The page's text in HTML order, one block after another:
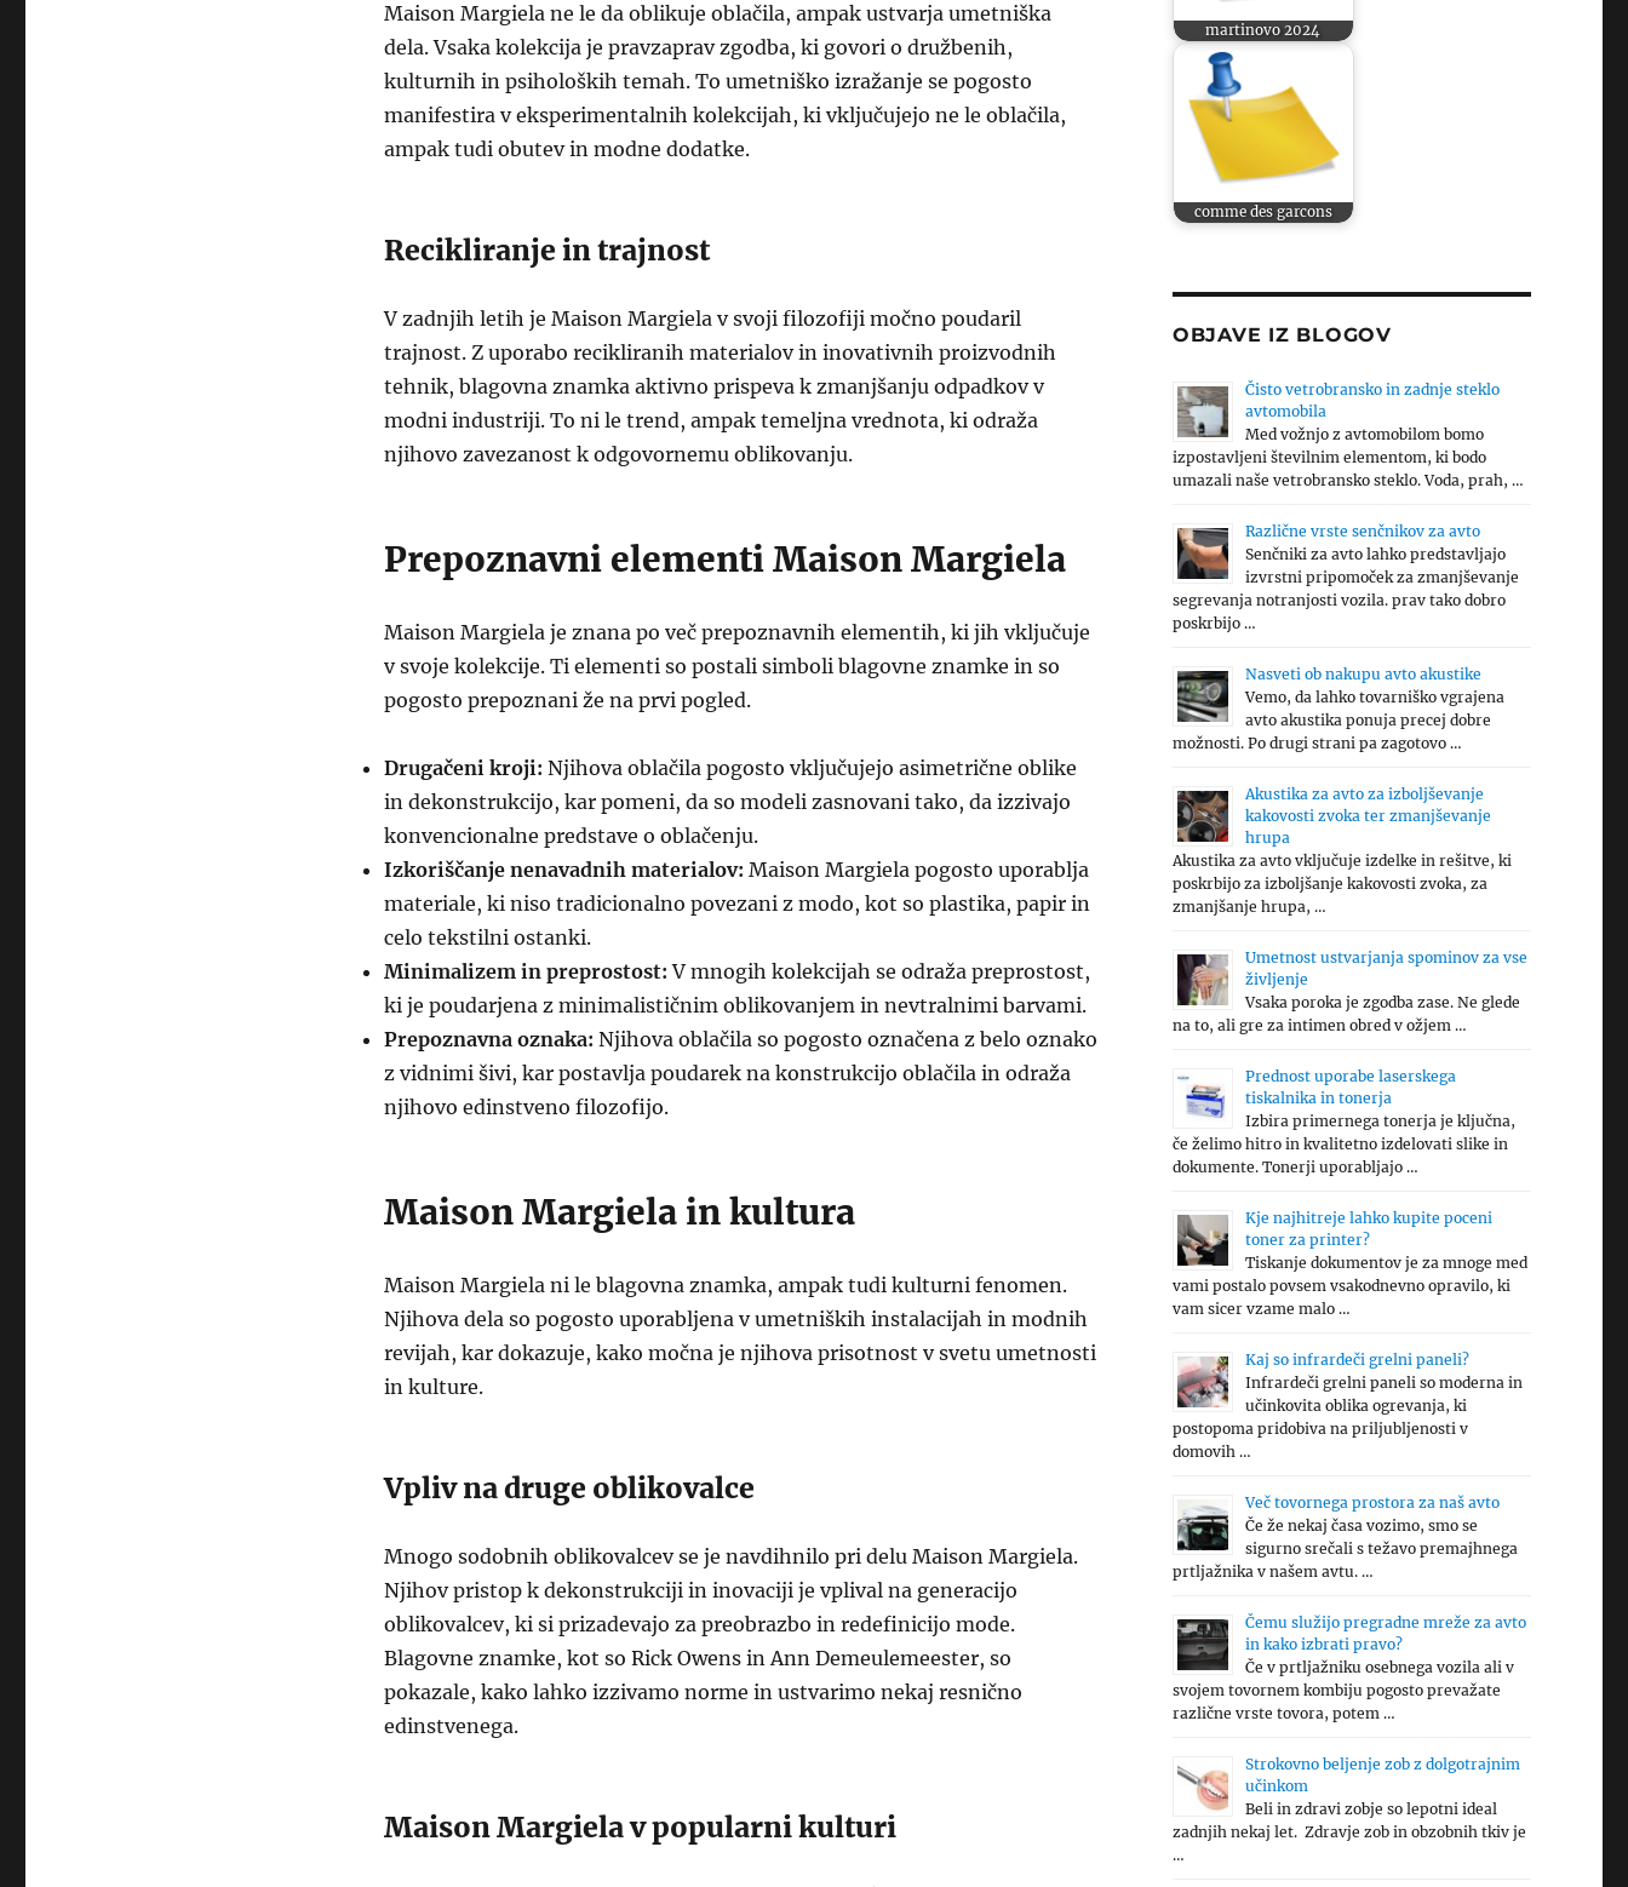
Maison Margiela ne le da oblikuje oblačila, ampak ustvarja umetniška
dela. Vsaka kolekcija je pravzaprav zgodba, ki govori o družbenih,
kulturnih in psiholoških temah. To umetniško izražanje se pogosto
manifestira v eksperimentalnih kolekcijah, ki vključujejo ne le oblačila,
ampak tudi obutev in modne dodatke.
Recikliranje in trajnost
V zadnjih letih je Maison Margiela v svoji filozofiji močno poudaril
trajnost. Z uporabo recikliranih materialov in inovativnih proizvodnih
tehnik, blagovna znamka aktivno prispeva k zmanjšanju odpadkov v
modni industriji. To ni le trend, ampak temeljna vrednota, ki odraža
njihovo zavezanost k odgovornemu oblikovanju.
Prepoznavni elementi Maison Margiela
Maison Margiela je znana po več prepoznavnih elementih, ki jih vključuje
v svoje kolekcije. Ti elementi so postali simboli blagovne znamke in so
pogosto prepoznani že na prvi pogled.
Drugačeni kroji: Njihova oblačila pogosto vključujejo asimetrične oblike
in dekonstrukcijo, kar pomeni, da so modeli zasnovani tako, da izzivajo
konvencionalne predstave o oblačenju.
Izkoriščanje nenavadnih materialov: Maison Margiela pogosto uporablja
materiale, ki niso tradicionalno povezani z modo, kot so plastika, papir in
celo tekstilni ostanki.
Minimalizem in preprostost: V mnogih kolekcijah se odraža preprostost,
ki je poudarjena z minimalističnim oblikovanjem in nevtralnimi barvami.
Prepoznavna oznaka: Njihova oblačila so pogosto označena z belo oznako
z vidnimi šivi, kar postavlja poudarek na konstrukcijo oblačila in odraža
njihovo edinstveno filozofijo.
Maison Margiela in kultura
Maison Margiela ni le blagovna znamka, ampak tudi kulturni fenomen.
Njihova dela so pogosto uporabljena v umetniških instalacijah in modnih
revijah, kar dokazuje, kako močna je njihova prisotnost v svetu umetnosti
in kulture.
Vpliv na druge oblikovalce
Mnogo sodobnih oblikovalcev se je navdihnilo pri delu Maison Margiela.
Njihov pristop k dekonstrukciji in inovaciji je vplival na generacijo
oblikovalcev, ki si prizadevajo za preobrazbo in redefinicijo mode.
Blagovne znamke, kot so Rick Owens in Ann Demeulemeester, so
pokazale, kako lahko izzivamo norme in ustvarimo nekaj resnično
edinstvenega.
Maison Margiela v popularni kulturi
martinovo 2024
comme des garcons
OBJAVE IZ BLOGOV
Čisto vetrobransko in zadnje steklo
avtomobila
Med vožnjo z avtomobilom bomo
izpostavljeni številnim elementom, ki bodo
umazali naše vetrobransko steklo. Voda, prah, …
Različne vrste senčnikov za avto
Senčniki za avto lahko predstavljajo
izvrstni pripomoček za zmanjševanje
segrevanja notranjosti vozila. prav tako dobro
poskrbijo …
Nasveti ob nakupu avto akustike
Vemo, da lahko tovarniško vgrajena
avto akustika ponuja precej dobre
možnosti. Po drugi strani pa zagotovo …
Akustika za avto za izboljševanje
kakovosti zvoka ter zmanjševanje
hrupa
Akustika za avto vključuje izdelke in rešitve, ki
poskrbijo za izboljšanje kakovosti zvoka, za
zmanjšanje hrupa, …
Umetnost ustvarjanja spominov za vse
življenje
Vsaka poroka je zgodba zase. Ne glede
na to, ali gre za intimen obred v ožjem …
Prednost uporabe laserskega
tiskalnika in tonerja
Izbira primernega tonerja je ključna,
če želimo hitro in kvalitetno izdelovati slike in
dokumente. Tonerji uporabljajo …
Kje najhitreje lahko kupite poceni
toner za printer?
Tiskanje dokumentov je za mnoge med
vami postalo povsem vsakodnevno opravilo, ki
vam sicer vzame malo …
Kaj so infrardeči grelni paneli?
Infrardeči grelni paneli so moderna in
učinkovita oblika ogrevanja, ki
postopoma pridobiva na priljubljenosti v
domovih …
Več tovornega prostora za naš avto
Če že nekaj časa vozimo, smo se
sigurno srečali s težavo premajhnega
prtljažnika v našem avtu. …
Čemu služijo pregradne mreže za avto
in kako izbrati pravo?
Če v prtljažniku osebnega vozila ali v
svojem tovornem kombiju pogosto prevažate
različne vrste tovora, potem …
Strokovno beljenje zob z dolgotrajnim
učinkom
Beli in zdravi zobje so lepotni ideal
zadnjih nekaj let. Zdravje zob in obzobnih tkiv je
…